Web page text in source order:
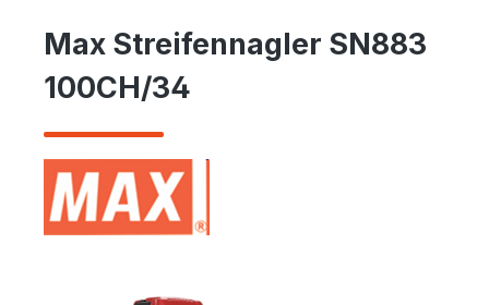
Max Streifennagler SN883
100CH/34